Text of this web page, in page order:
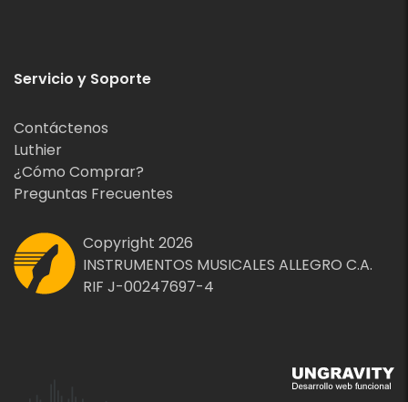
Servicio y Soporte
Contáctenos
Luthier
¿Cómo Comprar?
Preguntas Frecuentes
Copyright 2026
INSTRUMENTOS MUSICALES ALLEGRO C.A.
RIF J-00247697-4